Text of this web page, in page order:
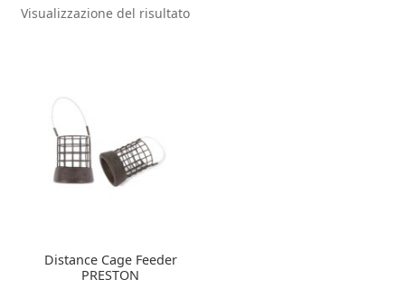
Visualizzazione del risultato
Distance Cage Feeder
PRESTON